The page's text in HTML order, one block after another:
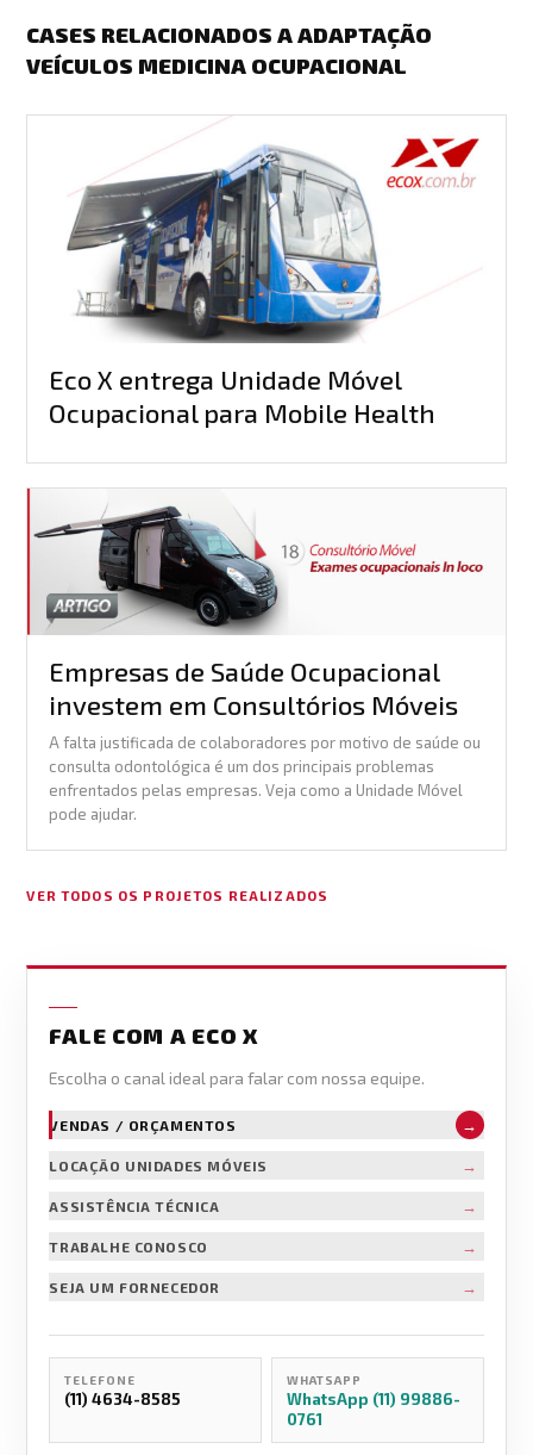
CASES RELACIONADOS A ADAPTAÇÃO
VEÍCULOS MEDICINA OCUPACIONAL
Eco X entrega Unidade Móvel
Ocupacional para Mobile Health
Empresas de Saúde Ocupacional
investem em Consultórios Móveis
A falta justificada de colaboradores por motivo de saúde ou
consulta odontológica é um dos principais problemas
enfrentados pelas empresas. Veja como a Unidade Móvel
pode ajudar.
VER TODOS OS PROJETOS REALIZADOS
FALE COM A ECO X
Escolha o canal ideal para falar com nossa equipe.
VENDAS / ORÇAMENTOS →
LOCAÇÃO UNIDADES MÓVEIS →
ASSISTÊNCIA TÉCNICA →
TRABALHE CONOSCO →
SEJA UM FORNECEDOR →
TELEFONE
(11) 4634-8585
WHATSAPP
WhatsApp (11) 99886-
0761